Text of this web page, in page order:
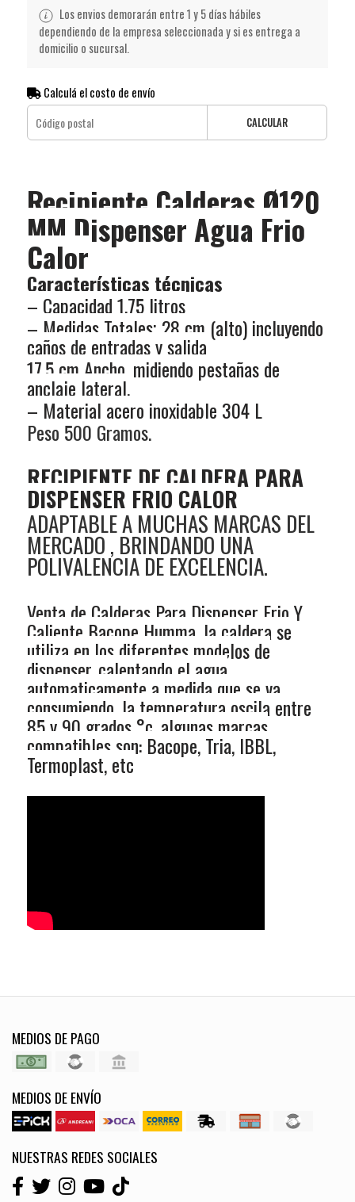
Los envios demorarán entre 1 y 5 días hábiles
dependiendo de la empresa seleccionada y si es entrega a
domicilio o sucursal.
Calculá el costo de envío
CALCULAR
Recipiente Calderas Ø120
MM Dispenser Agua Frio
Calor
Características técnicas
– Capacidad 1,75 litros
– Medidas Totales; 28 cm (alto) incluyendo
caños de entradas y salida
17,5 cm Ancho, midiendo pestañas de
anclaje lateral.
– Material acero inoxidable 304 L
Peso 500 Gramos.
RECIPIENTE DE CALDERA PARA
DISPENSER FRIO CALOR
ADAPTABLE A MUCHAS MARCAS DEL
MERCADO , BRINDANDO UNA
POLIVALENCIA DE EXCELENCIA.
Venta de Calderas Para Dispenser Frio Y
Caliente Bacope Humma, la caldera se
utiliza en los diferentes modelos de
dispenser, calentando el agua
automaticamente a medida que se va
consumiendo, la temperatura oscila entre
85 y 90 grados °c, algunas marcas
compatibles son: Bacope, Tria, IBBL,
Termoplast, etc
MEDIOS DE PAGO
MEDIOS DE ENVÍO
NUESTRAS REDES SOCIALES